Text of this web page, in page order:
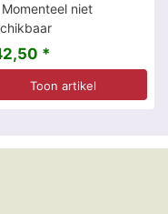
Momenteel niet
*
Toon artikel